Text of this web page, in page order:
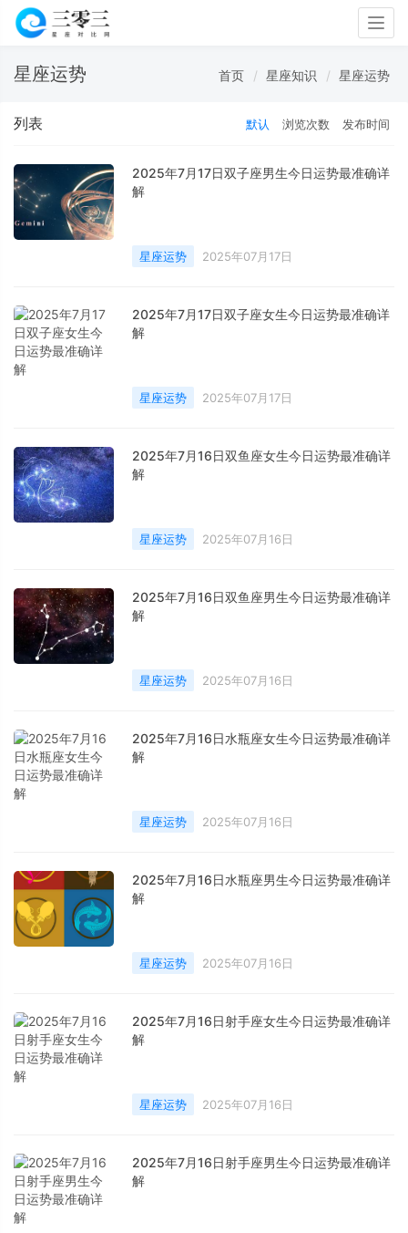
星座运势 首页 星座知识 星座运势
列表 默认 浏览次数 发布时间
2025年7月17日双子座男生今日运势最准确详
解
星座运势 2025年07月17日
2025年7月17日双子座女生今日运势最准确详
解
星座运势 2025年07月17日
2025年7月16日双鱼座女生今日运势最准确详
解
星座运势 2025年07月16日
2025年7月16日双鱼座男生今日运势最准确详
解
星座运势 2025年07月16日
2025年7月16日水瓶座女生今日运势最准确详
解
星座运势 2025年07月16日
2025年7月16日水瓶座男生今日运势最准确详
解
星座运势 2025年07月16日
2025年7月16日射手座女生今日运势最准确详
解
星座运势 2025年07月16日
2025年7月16日射手座男生今日运势最准确详
解